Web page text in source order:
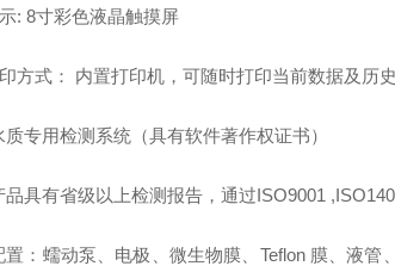
: 8寸彩色液晶触摸屏
方式： 内置打印机，可随时打印当前数据及历
质专用检测系统（具有软件著作权证书）
品具有省级以上检测报告，通过ISO9001
： 蠕动泵、电极、微生物膜、Teflon 膜、液